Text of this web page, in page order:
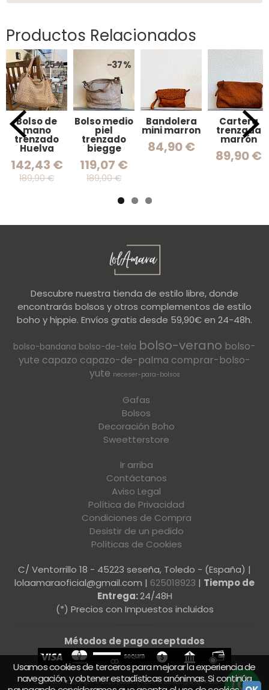
Productos Relacionados
-25 %
Bolso de
mano
trenzado
Huelva
142,43 €
189,90 €
-37 %
Bolso medio
piel
trenzado
biegge
119,07 €
189,00 €
Bandolera
mini marron
84,90 €
Cartera
trenzada
marrón
89,90 €
Descubre nuestra tienda de estilo libre, donde
encontrarás bolsos y otros complementos de estilo
boho y hippie. Envíos gratis desde 59,90€ en 24-48h.
bolso-bandana bolso-de-tela bolso-verano bolso-
yute capazo capazo-de-palma comprar-bolso-
yute neceser-para-bolsos
Gafas
Bolsos
Decoración Boho
Sweetterstore
Ir arriba
Contáctanos
Aviso Legal
Política de Privacidad
Condiciones de Compra
Desistir de un pedido
Políticas de Cookies
C/ Ventorrillo 18 - 45223 seseña, Toledo - (España) |
lolaamaraoficial@gmail.com | 625018923 | Tiempo de
Entrega:24/48H
(*) Precios con Impuestos incluidos
Métodos de pago aceptados
LolAmara- Copyright © 2026 [43947] - Con la tecnología de Palbin.com
Usamos cookies de terceros para mejorar la experiencia de
navegación, y obtener estadísticas anónimas. Si continúa